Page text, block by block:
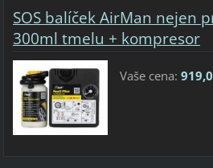
SOS balíček AirMan nejen
300ml tmelu + kompresor
Vaše cena: